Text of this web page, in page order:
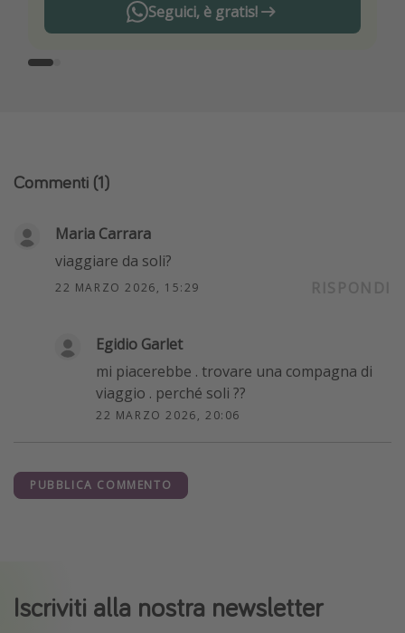
Seguici, è gratis!
Commenti (1)
Maria Carrara
viaggiare da soli?
22 MARZO 2026, 15:29
Egidio Garlet
mi piacerebbe . trovare una compagna di
viaggio . perché soli ??
22 MARZO 2026, 20:06
PUBBLICA COMMENTO
Iscriviti alla nostra newsletter